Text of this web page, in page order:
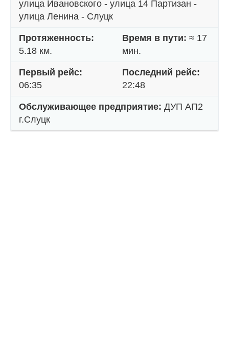
улица Ивановского - улица 14 Партизан -
улица Ленина - Слуцк
Протяженность:
5.18 км.
Время в пути: ≈ 17
мин.
Первый рейс:
06:35
Последний рейс:
22:48
Обслуживающее предприятие: ДУП АП2
г.Слуцк